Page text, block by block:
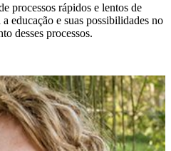
processos rápidos e lentos de
educação e suas possibilidades no
desses processos.